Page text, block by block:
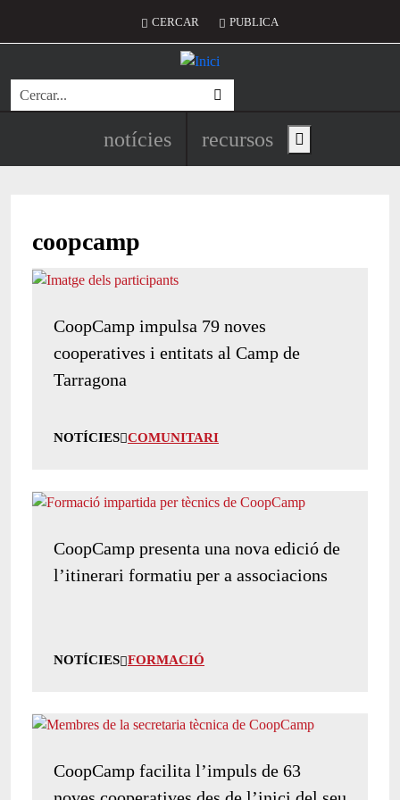
Menú del compte d'usuari
CERCAR PUBLICA
Cerca
Navegació principal de
notícies recursos Show main menu
coopcamp
CoopCamp impulsa 79 noves
cooperatives i entitats al Camp de
Tarragona
NOTÍCIES COMUNITARI
CoopCamp presenta una nova edició de
l’itinerari formatiu per a associacions
NOTÍCIES FORMACIÓ
CoopCamp facilita l’impuls de 63